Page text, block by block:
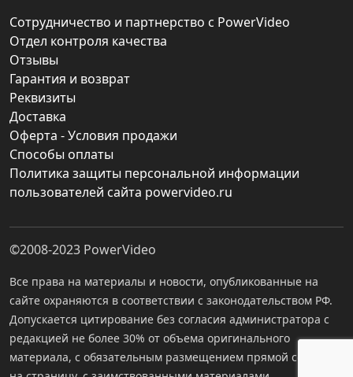
Сотрудничество и партнерство с PowerVideo
Отдел контроля качества
Отзывы
Гарантия и возврат
Реквизиты
Доставка
Оферта - Условия продажи
Способы оплаты
Политика защиты персональной информации
пользователей сайта powervideo.ru
©2008-2023 PowerVideo
Все права на материалы и новости, опубликованные на
сайте охраняются в соответствии с законодательством РФ.
Допускается цитирование без согласия администратора с
редакцией не более 30% от объема оригинального
материала, с обязательным размещением прямой ссылки